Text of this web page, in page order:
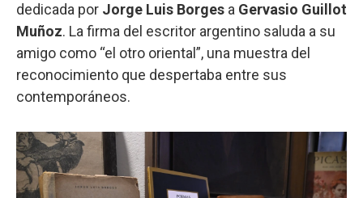
dedicada por Jorge Luis Borges a Gervasio Guillot
Muñoz. La firma del escritor argentino saluda a su
amigo como “el otro oriental”, una muestra del
reconocimiento que despertaba entre sus
contemporáneos.